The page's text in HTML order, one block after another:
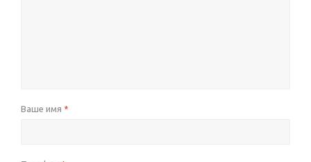
Ваше имя *